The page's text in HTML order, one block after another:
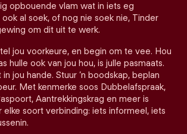
opbouende vlam wat in iets eg
al soek, of nog nie soek nie, Tinder
om dit uit te werk.
jou voorkeure, en begin om te vee. Hou
hulle ook van jou hou, is julle pasmaats.
jou hande. Stuur ’n boodskap, beplan
Met kenmerke soos Dubbelafspraak,
Aantrekkingskrag en meer is
elke soort verbinding: iets informeel, iets